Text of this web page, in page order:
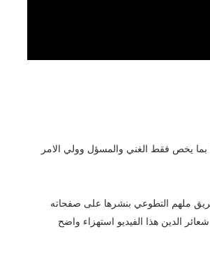
بما يخص فقط الغني والمسؤل وولي الامر
ملهم التطوعي بنشرها على صفحاته
الدين هذا الفيديو استهزاء واضح